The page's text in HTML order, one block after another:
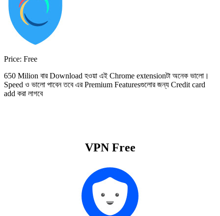
Price: Free
650 Milion বার Download হওয়া এই Chrome extensionটা অনেক ভালো।
Speed ও ভালো পাবেন তবে এর Premium Featuresগুলোর জন্য Credit card
add করা লাগবে
VPN Free